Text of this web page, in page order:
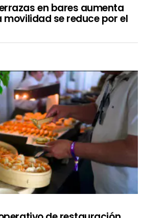
en bares aumenta
movilidad se reduce por el